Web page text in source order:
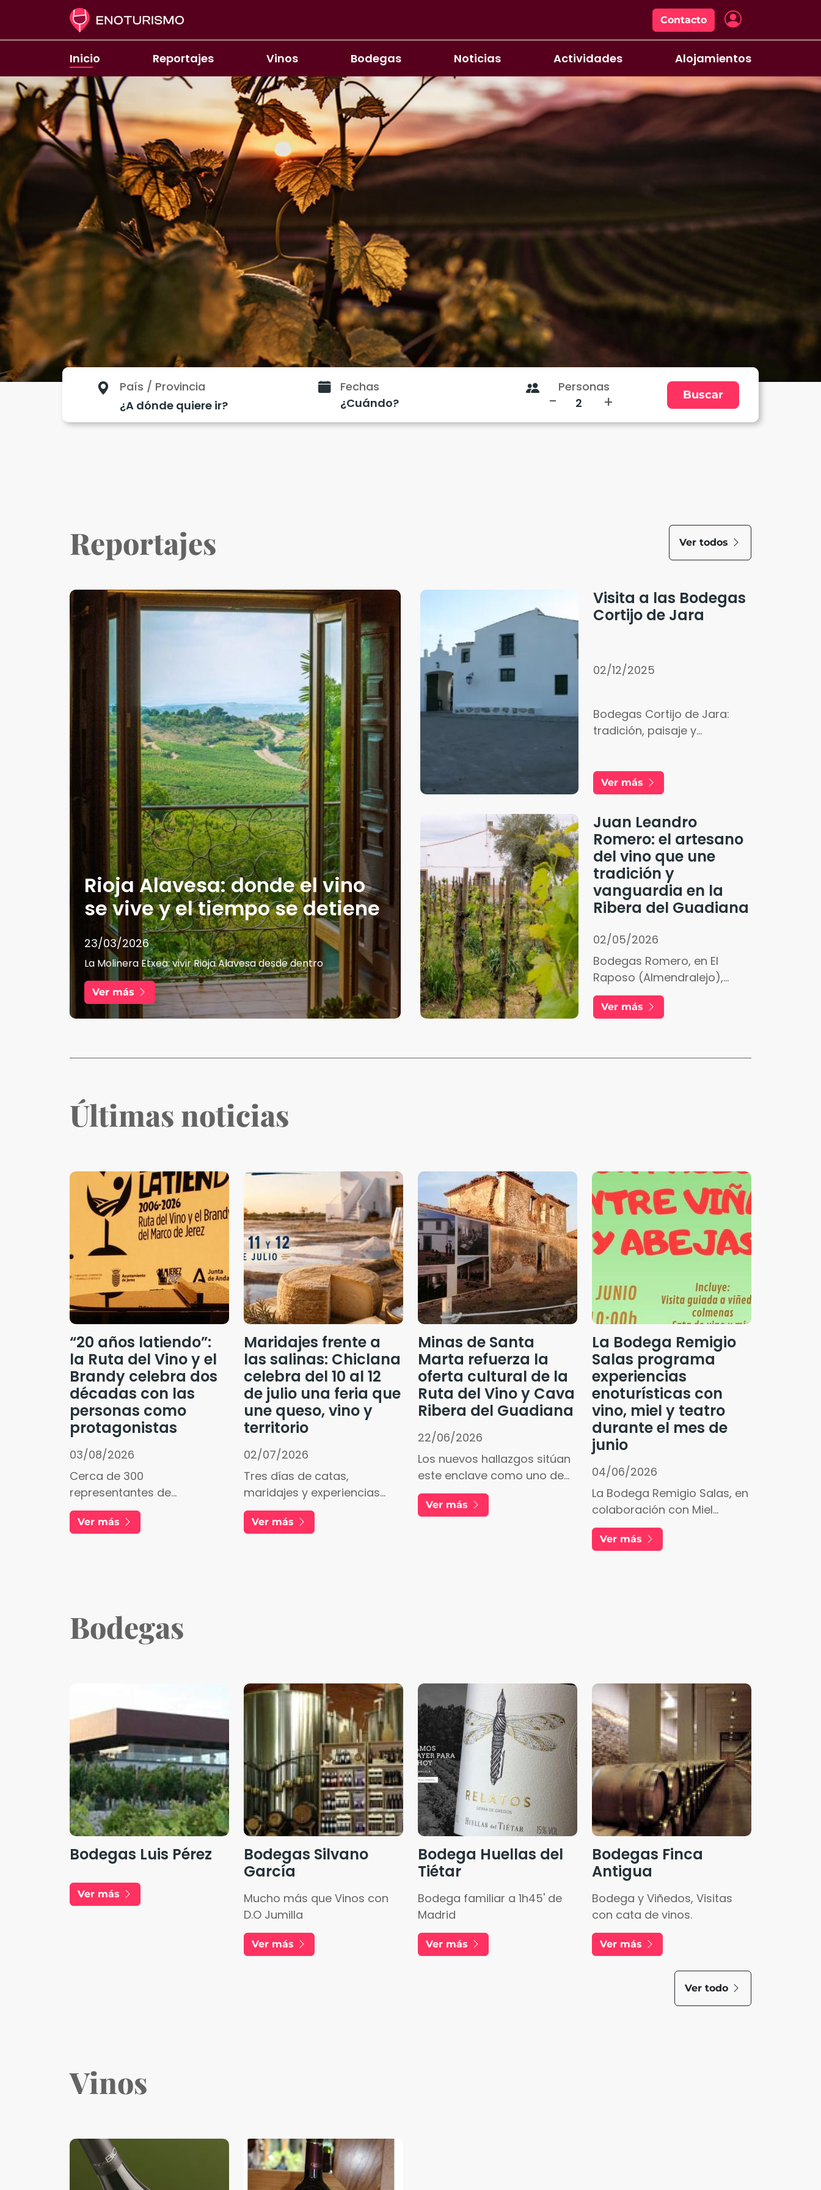
Pasar al contenido principal
Contacto
Inicio Reportajes Vinos Bodegas Noticias Actividades Alojamientos
País / Provincia Fechas Personas
- +
Reportajes Ver todos
Rioja Alavesa: donde el vino
se vive y el tiempo se detiene
23/03/2026
La Molinera Etxea: vivir Rioja Alavesa desde dentro
Ver más
Juan Leandro
Romero: el artesano
del vino que une
tradición y
vanguardia en la
Ribera del Guadiana
02/05/2026
Bodegas Romero, en El
Raposo (Almendralejo),
combina tradición familiar,
vinos naturales, viticultura
Ver más
Visita a las Bodegas
Cortijo de Jara
02/12/2025
Bodegas Cortijo de Jara:
tradición, paisaje y
Ver más
Últimas noticias
“20 años latiendo”:
la Ruta del Vino y el
Brandy celebra dos
décadas con las
personas como
protagonistas
03/08/2026
Cerca de 300
representantes de
empresas, entidades,
instituciones y municipios
Ver más
Maridajes frente a
las salinas: Chiclana
celebra del 10 al 12
de julio una feria que
une queso, vino y
territorio
02/07/2026
Tres días de catas,
maridajes y experiencias
enoturísticas en un enclave
recuperado del patrimonio
Ver más
Minas de Santa
Marta refuerza la
oferta cultural de la
Ruta del Vino y Cava
Ribera del Guadiana
22/06/2026
Los nuevos hallazgos sitúan
este enclave como uno de
los conjuntos de
arqueología industrial más
Ver más
La Bodega Remigio
Salas programa
experiencias
enoturísticas con
vino, miel y teatro
durante el mes de
junio
04/06/2026
La Bodega Remigio Salas, en
colaboración con Miel
Eldana, presenta para este
mes de junio un programa
Ver más
Bodegas
Bodegas Luis Pérez
Ver más
Bodegas Silvano
García
Mucho más que Vinos con
D.O Jumilla
Ver más
Bodega Huellas del
Tiétar
Bodega familiar a 1h45' de
Madrid
Ver más
Bodegas Finca
Antigua
Bodega y Viñedos, Visitas
con cata de vinos.
Ver más
Ver todo
Vinos